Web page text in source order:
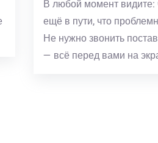
В любой момент видите:
ещё в пути, что
Не нужно звонить
— всё перед вами на